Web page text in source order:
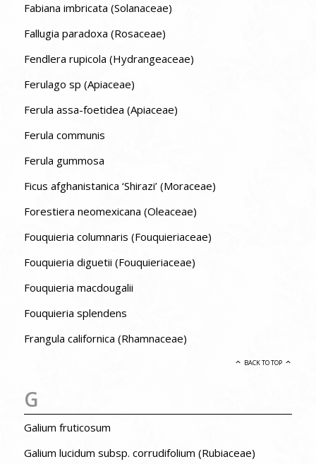
Fabiana imbricata (Solanaceae)
Fallugia paradoxa (Rosaceae)
Fendlera rupicola (Hydrangeaceae)
Ferulago sp (Apiaceae)
Ferula assa-foetidea (Apiaceae)
Ferula communis
Ferula gummosa
Ficus afghanistanica ‘Shirazi’ (Moraceae)
Forestiera neomexicana (Oleaceae)
Fouquieria columnaris (Fouquieriaceae)
Fouquieria diguetii (Fouquieriaceae)
Fouquieria macdougalii
Fouquieria splendens
Frangula californica (Rhamnaceae)
BACK TO TOP
G
Galium fruticosum
Galium lucidum subsp. corrudifolium (Rubiaceae)